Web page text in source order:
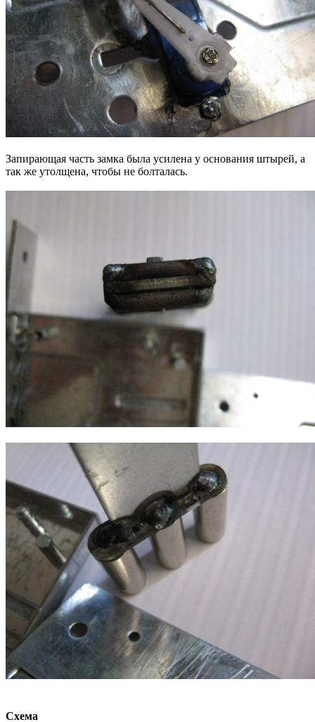
Запирающая часть замка была усилена у основания штырей, а
так же утолщена, чтобы не болталась.
Схема